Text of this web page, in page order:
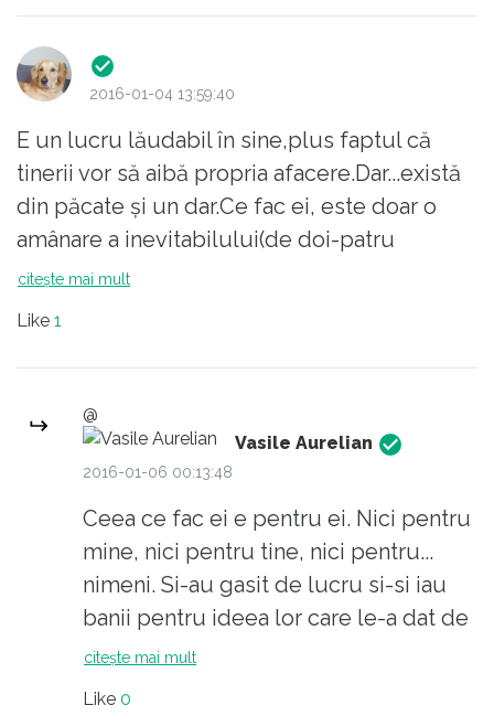
2016-01-04 13:59:40
E un lucru lăudabil în sine,plus faptul că
tinerii vor să aibă propria afacere.Dar...există
din păcate și un dar.Ce fac ei, este doar o
amânare a inevitabilului(de doi-patru
ani),căci tot la gunoi vor ajunge
materiale nu pot fi reciclate propriu zis(la un
preț rezonabil) și sunt foarte toxice dacă le
incinerezi.
citește mai mult
Like 1
@
Vasile Aurelian
2016-01-06 00:13:48
Ceea ce fac ei e pentru ei. Nici pentru
mine, nici pentru tine, nici pentru...
nimeni. Si-au gasit de lucru si-si iau
banii pentru ideea lor care le-a dat de
munca si pentru munca lor... Atat!.
citește mai mult
Like 0